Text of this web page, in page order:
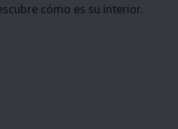
cómo es su interior.